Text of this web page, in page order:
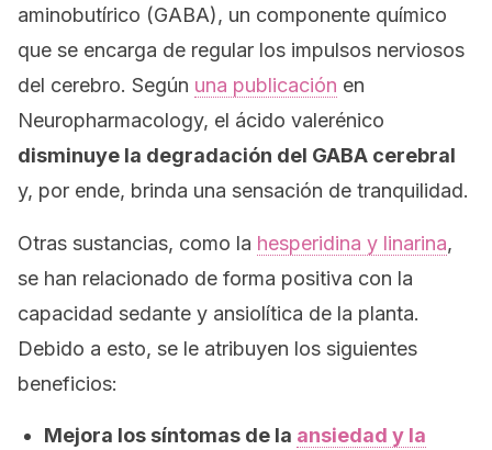
aminobutírico (GABA), un componente químico
que se encarga de regular los impulsos nerviosos
del cerebro. Según una publicación en
Neuropharmacology, el ácido valerénico
disminuye la degradación del GABA cerebral
y, por ende, brinda una sensación de tranquilidad.
Otras sustancias, como la hesperidina y linarina,
se han relacionado de forma positiva con la
capacidad sedante y ansiolítica de la planta.
Debido a esto, se le atribuyen los siguientes
beneficios:
Mejora los síntomas de la ansiedad y la